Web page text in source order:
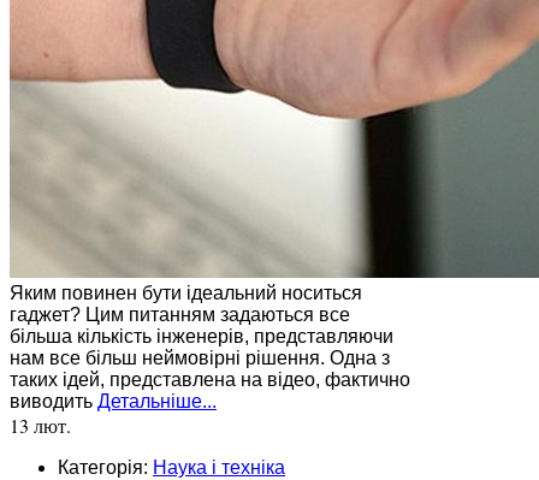
Яким повинен бути ідеальний носиться
гаджет? Цим питанням задаються все
більша кількість інженерів, представляючи
нам все більш неймовірні рішення. Одна з
таких ідей, представлена на відео, фактично
виводить Детальніше...
13 лют.
Категорія: Наука і техніка